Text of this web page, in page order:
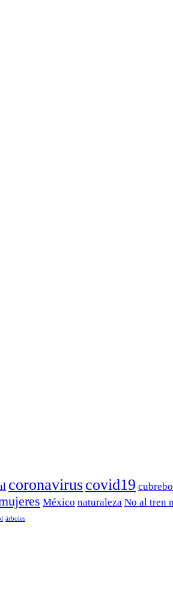
coronaviruscovid19
México naturaleza No al tren
árboles